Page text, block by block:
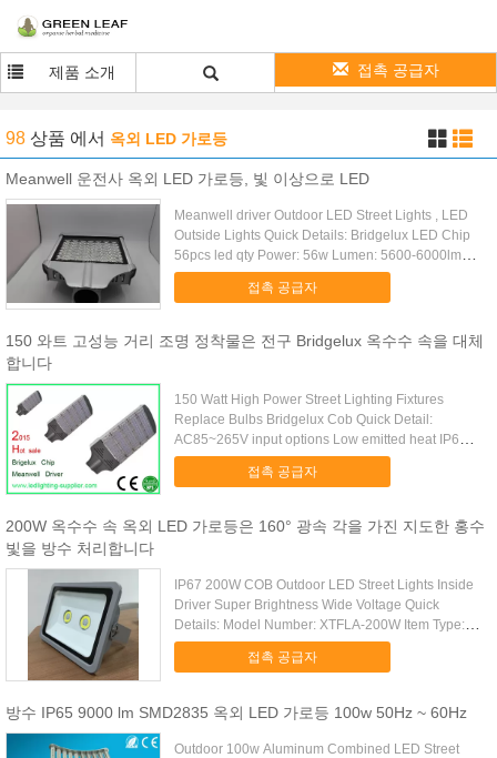
제품 소개 접촉 공급자
98 상품 에서 옥외 LED 가로등
Meanwell 운전사 옥외 LED 가로등, 빛 이상으로 LED
Meanwell driver Outdoor LED Street Lights , LED
Outside Lights Quick Details: Bridgelux LED Chip
56pcs led qty Power: 56w Lumen: 5600-6000lm
meanwell ...
접촉 공급자
150 와트 고성능 거리 조명 정착물은 전구 Bridgelux 옥수수 속을 대체
합니다
150 Watt High Power Street Lighting Fixtures
Replace Bulbs Bridgelux Cob Quick Detail:
AC85~265V input options Low emitted heat IP65
Ingress ...
접촉 공급자
200W 옥수수 속 옥외 LED 가로등은 160° 광속 각을 가진 지도한 홍수
빛을 방수 처리합니다
IP67 200W COB Outdoor LED Street Lights Inside
Driver Super Brightness Wide Voltage Quick
Details: Model Number: XTFLA-200W Item Type:
LED Flood Light ...
접촉 공급자
방수 IP65 9000 lm SMD2835 옥외 LED 가로등 100w 50Hz ~ 60Hz
Outdoor 100w Aluminum Combined LED Street